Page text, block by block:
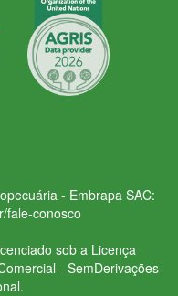
- Embrapa SAC:
fale-conosco
sob a Licença
- SemDerivações